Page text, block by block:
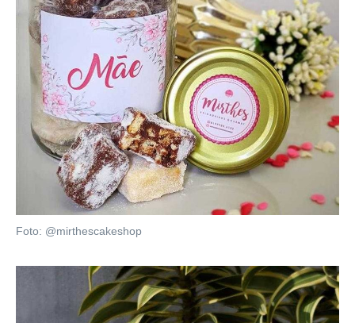
Foto: @mirthescakeshop